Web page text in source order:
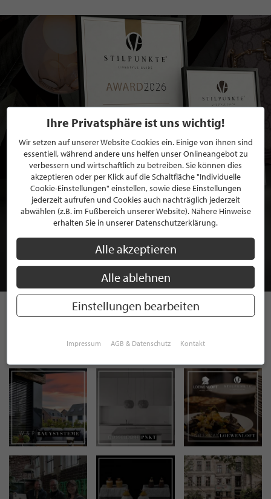
BEWERBEN SIE SICH FÜR EINE GRATIS
MITGLIEDSCHAFT BEI STILPUNKTE®
JETZT GRATIS BEWERBEN
INSTAGRAM
Ihre Privatsphäre ist uns wichtig!
Wir setzen auf unserer Website Cookies ein. Einige von ihnen sind
essentiell, während andere uns helfen unser Onlineangebot zu
verbessern und wirtschaftlich zu betreiben. Sie können dies
akzeptieren oder per Klick auf die Schaltfläche "Individuelle
Cookie-Einstellungen" einstellen, sowie diese Einstellungen
jederzeit aufrufen und Cookies auch nachträglich jederzeit
abwählen (z.B. im Fußbereich unserer Website). Nähere Hinweise
erhalten Sie in unserer Datenschutzerklärung.
Alle akzeptieren
Alle ablehnen
Einstellungen bearbeiten
Impressum AGB & Datenschutz Kontakt